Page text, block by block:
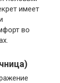
имеет
во